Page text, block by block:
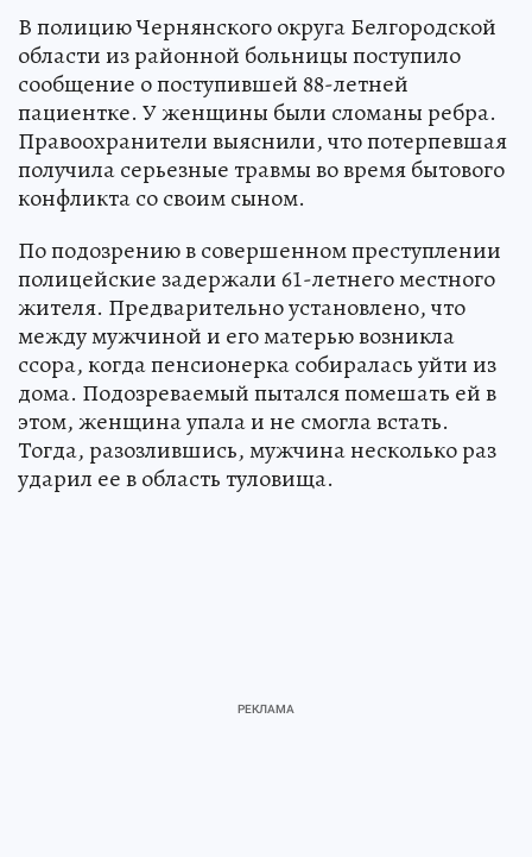
В полицию Чернянского округа Белгородской
области из районной больницы поступило
сообщение о поступившей 88-летней
пациентке. У женщины были сломаны ребра.
Правоохранители выяснили, что потерпевшая
получила серьезные травмы во время бытового
конфликта со своим сыном.
По подозрению в совершенном преступлении
полицейские задержали 61-летнего местного
жителя. Предварительно установлено, что
между мужчиной и его матерью возникла
ссора, когда пенсионерка собиралась уйти из
дома. Подозреваемый пытался помешать ей в
этом, женщина упала и не смогла встать.
Тогда, разозлившись, мужчина несколько раз
ударил ее в область туловища.